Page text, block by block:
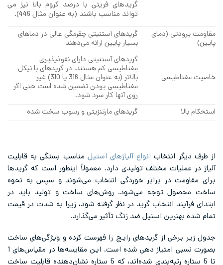
گریدهای فریتی با درصد کروم بالا نیز می
تواند مناسب باشند (به عنوان مثال 446).
مقاومت برودتی (دمای
پایین)
گریدهای آستنیتی چقرمگی عالی در دماهای
بسیار پایین ارائه می‌دهند
خاصیت مغناطیسی
گریدهای آستنیتی دارای نفوذپذیری
مغناطیسی کم هستند. در گریدهای با نیکل
بالاتر (به عنوان مثال 316 یا 310) غیر
مغناطیسی بودن تضمین شده است حتی اگر
روی آنها کار سرد شود.
استحکام بالا
گریدهای مارتنزیتی و رسوب سخت شده
از طرف دیگر انتخاب انواع آلیاژهای استیل مناسب بستگی به قابلیت
آلیاژ در عملیات مختلف تولیدی دارد. معمولاً اینطور است که گریدها
برای مقاومت در برابر خوردگی انتخاب می‌شوند و سپس به نحوه
ساخت محصول توجه می‌شود. روش‌های ساخت و تولید باید در
ابتدای فرآیند انتخاب گرید در نظر گرفته شود، زیرا به شدت در قیمت
تمام شده بهترین استیل ضد زنگ تأثیر می‌گذارد.
جدول زیر برخی از گریدهای رایج را فهرست کرده و ویژگی‌های ساخت
بصورت نسبی امتیاز دهی شده است. این مقایسه‌ها در مقیاس‌های 1
تا 5 ستاره رتبه‌بندی شده‌اند، که 5 ستاره نشان‌دهنده قابلیت ساخت